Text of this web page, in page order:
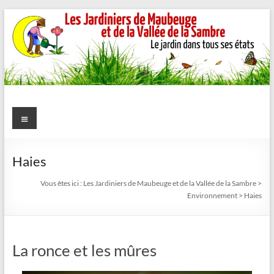
au
contenu
Les
de
Maubeuge
la
Menu
Haies
Vous êtes ici : Les Jardiniers de Maubeuge et de la Vallée de la Sambre >
Environnement > Haies
La ronce et les mûres